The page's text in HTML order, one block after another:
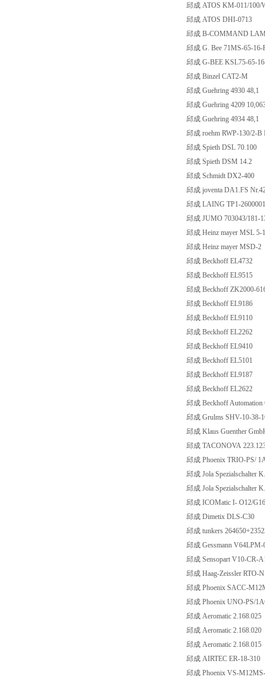
邱成 ATOS KM-011/100/
邱成 ATOS DHI-0713
邱成 B-COMMAND
邱成 G. Bee 71MS-65-
邱成 G-BEE KSL75-65-
邱成 Binzel CAT2-M
邱成 Guehring 4930 48,1
邱成 Guehring 4209
邱成 Guehring 4934 48,1
邱成 roehm RWP-130/2-B
邱成 Spieth DSL 70.100
邱成 Spieth DSM 14.2
邱成 Schmidt DX2-400
邱成 joventa DA1.FS
邱成 LAING TP1-2600001
邱成 JUMO 703043/181-
邱成 Heinz mayer MSL 5-
邱成 Heinz mayer MSD-2
邱成 Beckhoff EL4732
邱成 Beckhoff EL9515
邱成 Beckhoff ZK2000-
邱成 Beckhoff EL9186
邱成 Beckhoff EL9110
邱成 Beckhoff EL2262
邱成 Beckhoff EL9410
邱成 Beckhoff EL5101
邱成 Beckhoff EL9187
邱成 Beckhoff EL2622
邱成 Beckhoff Automation
邱成 Grulms SHV-10-38-
邱成 Klaus Guenther
邱成 TACONOVA
邱成 Phoenix TRIO-PS/
邱成 Jola Spezialschalter
邱成 Jola Spezialschalter
邱成 ICOMatic I- O12/
邱成 Dimetix DLS-C30
邱成 tunkers
邱成 Gessmann
邱成 Sensopart V10-CR-
邱成 Haag-Zeissler RTO-
邱成 Phoenix SACC-
邱成 Phoenix UNO-PS/
邱成 Aeromatic 2.168.025
邱成 Aeromatic 2.168.020
邱成 Aeromatic 2.168.015
邱成 AIRTEC ER-18-310
邱成 Phoenix VS-